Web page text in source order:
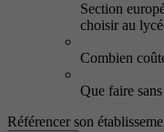
Section
choisir au
Combien
Que faire
Référencer son